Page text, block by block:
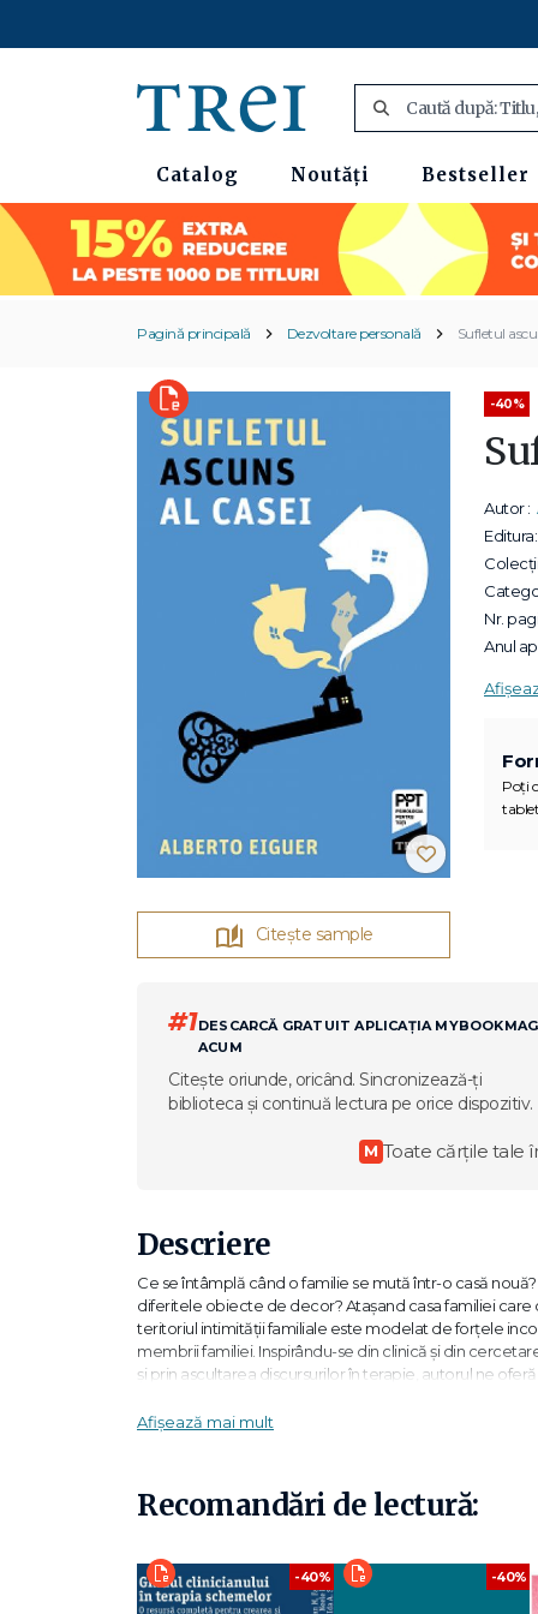
Catalog Noutăți Bestseller
Pagină principală Dezvoltare personală Sufletul
Citește sample
-40%
Autor :
Editura:
Nr.
Anul
Poți
#1DESCARCĂ GRATUIT APLICAȚIA MYBOOKMAG
ACUM
Citește oriunde, oricând. Sincronizează-ți
biblioteca și continuă lectura pe orice dispozitiv.
M Toate cărțile tale
Descriere
Ce se întâmplă când o familie se mută într-o casă
diferitele obiecte de decor? Atașand casa familiei
teritoriul intimității familiale este modelat de forțele
membrii familiei. Inspirându-se din clinică şi din
şi prin ascultarea discursurilor în terapie, autorul ne
crede că dacă schimbă exteriorul lucrurilor, interiorul
recunoască. - Alberto Eiguer
Distribuția camerelor reflectă adesea ierarhii: cei mai
Uneori, este dovada evoluției situației de cuplu. După
Afișează mai mult
Recomandări de lectură:
-40% -40%